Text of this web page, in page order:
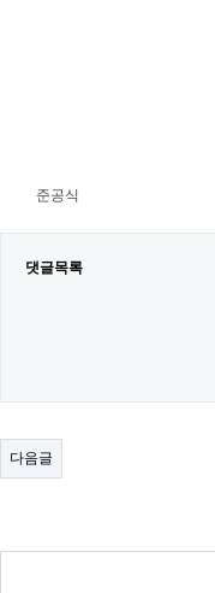
준공식
댓글목록
다음글